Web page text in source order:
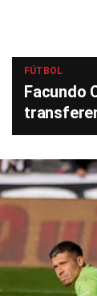
FÚTBOL
Facundo